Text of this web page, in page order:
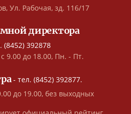
Ул. Рабочая, зд. 116/17
директора
(8452) 392878
9.00 до 18.00, Пн. - Пт.
- тел. (8452) 392877.
до 19.00, без выходных